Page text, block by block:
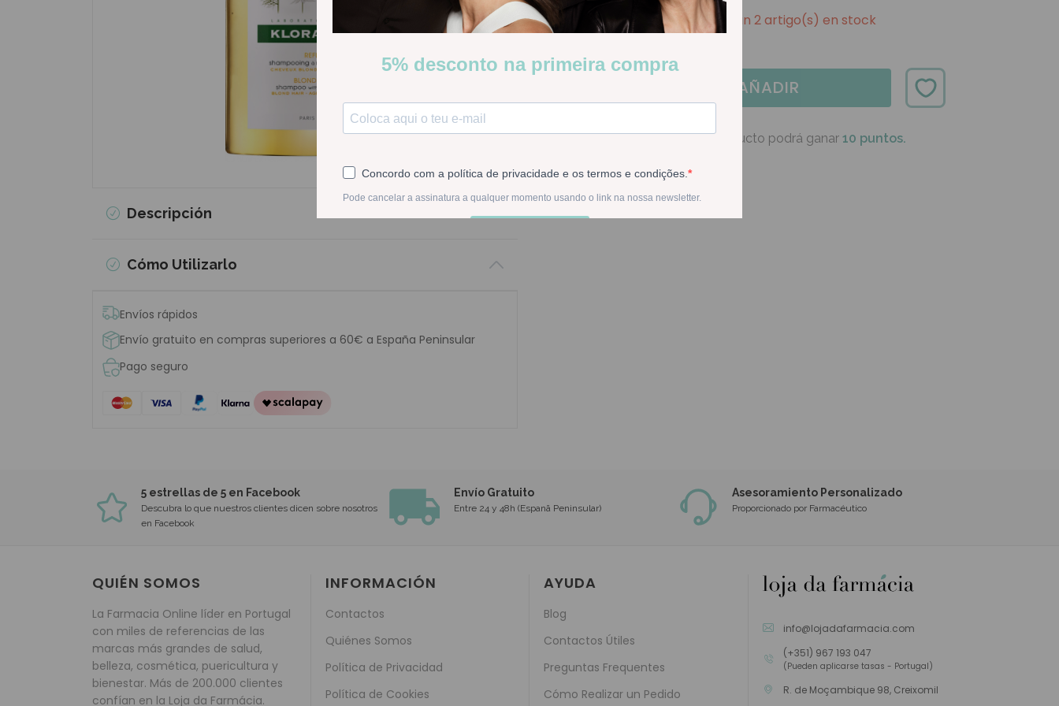
Descripción
Cómo Utilizarlo
Envíos rápidos
Envío gratuito en compras superiores a 60€ a España Peninsular
Pago seguro
Pocas Unidades
Quedan 2 artigo(s) en stock
AÑADIR
En la compra de este producto podrá ganar 10 puntos.
5 estrellas de 5 en Facebook
Descubra lo que nuestros clientes dicen sobre nosotros
en Facebook
Envío Gratuito
Entre 24 y 48h (Espanã Peninsular)
Asesoramiento Personalizado
Proporcionado por Farmacéutico
QUIÉN SOMOS
La Farmacia Online líder en Portugal
con miles de referencias de las
marcas más grandes de salud,
belleza, cosmética, puericultura y
bienestar. Más de 200.000 clientes
confían en la Loja da Farmácia.
INFORMACIÓN
Contactos
Quiénes Somos
Política de Privacidad
Política de Cookies
AYUDA
Blog
Contactos Útiles
Preguntas Frequentes
Cómo Realizar un Pedido
info@lojadafarmacia.com
(+351) 967 193 047
(Pueden aplicarse tasas - Portugal)
R. de Moçambique 98, Creixomil